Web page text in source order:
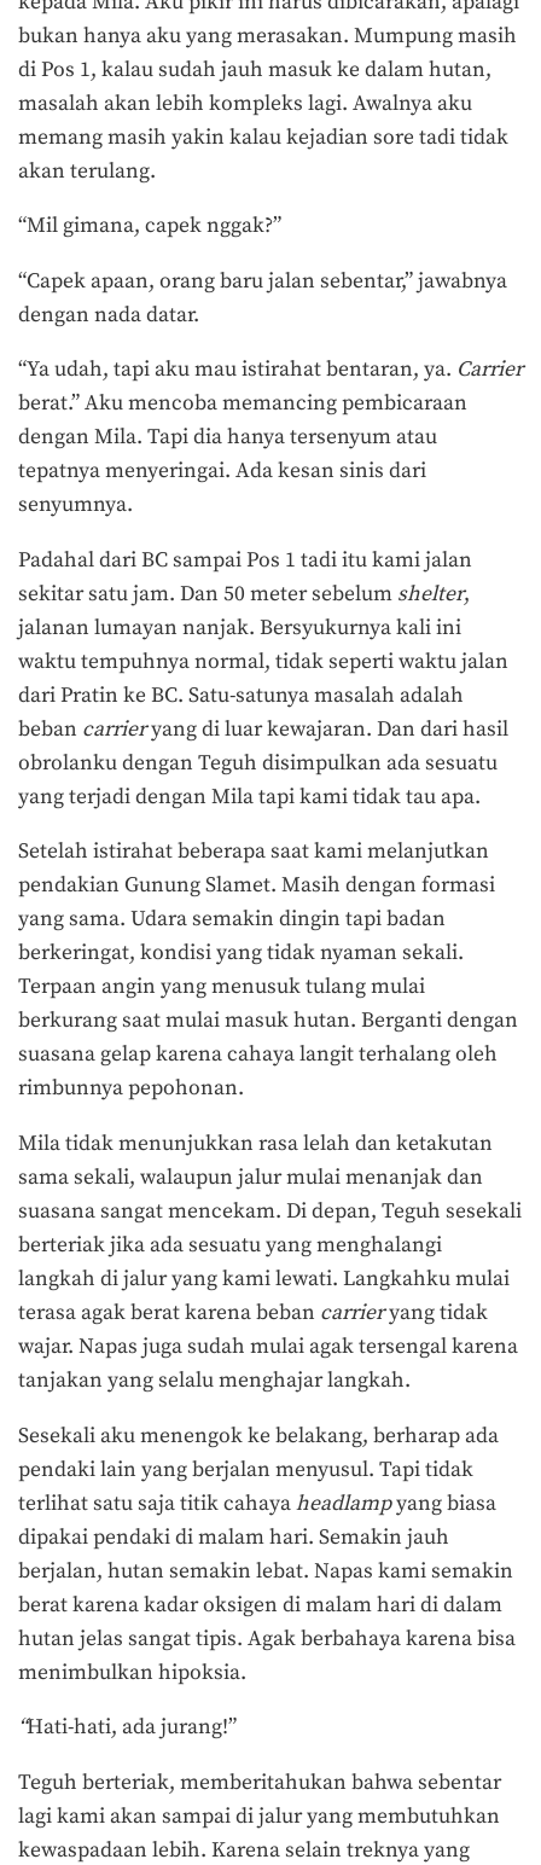
bukan hanya aku yang merasakan. Mumpung masih
di Pos 1, kalau sudah jauh masuk ke dalam hutan,
masalah akan lebih kompleks lagi. Awalnya aku
memang masih yakin kalau kejadian sore tadi tidak
akan terulang.
“Mil gimana, capek nggak?”
“Capek apaan, orang baru jalan sebentar,” jawabnya
dengan nada datar.
“Ya udah, tapi aku mau istirahat bentaran, ya. Carrier
berat.” Aku mencoba memancing pembicaraan
dengan Mila. Tapi dia hanya tersenyum atau
tepatnya menyeringai. Ada kesan sinis dari
senyumnya.
Padahal dari BC sampai Pos 1 tadi itu kami jalan
sekitar satu jam. Dan 50 meter sebelum shelter,
jalanan lumayan nanjak. Bersyukurnya kali ini
waktu tempuhnya normal, tidak seperti waktu jalan
dari Pratin ke BC. Satu-satunya masalah adalah
beban carrieryang di luar kewajaran. Dan dari hasil
obrolanku dengan Teguh disimpulkan ada sesuatu
yang terjadi dengan Mila tapi kami tidak tau apa.
Setelah istirahat beberapa saat kami melanjutkan
pendakian Gunung Slamet. Masih dengan formasi
yang sama. Udara semakin dingin tapi badan
berkeringat, kondisi yang tidak nyaman sekali.
Terpaan angin yang menusuk tulang mulai
berkurang saat mulai masuk hutan. Berganti dengan
suasana gelap karena cahaya langit terhalang oleh
rimbunnya pepohonan.
Mila tidak menunjukkan rasa lelah dan ketakutan
sama sekali, walaupun jalur mulai menanjak dan
suasana sangat mencekam. Di depan, Teguh sesekali
berteriak jika ada sesuatu yang menghalangi
langkah di jalur yang kami lewati. Langkahku mulai
terasa agak berat karena beban carrieryang tidak
wajar. Napas juga sudah mulai agak tersengal karena
tanjakan yang selalu menghajar langkah.
Sesekali aku menengok ke belakang, berharap ada
pendaki lain yang berjalan menyusul. Tapi tidak
terlihat satu saja titik cahayaheadlampyang biasa
dipakai pendaki di malam hari. Semakin jauh
berjalan, hutan semakin lebat. Napas kami semakin
berat karena kadar oksigen di malam hari di dalam
hutan jelas sangat tipis. Agak berbahaya karena bisa
menimbulkan hipoksia.
“Hati-hati, ada jurang!”
Teguh berteriak, memberitahukan bahwa sebentar
lagi kami akan sampai di jalur yang membutuhkan
kewaspadaan lebih. Karena selain treknya yang